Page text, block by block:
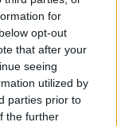
for
opt-out
that after your
seeing
utilized by
parties prior to
the further
(46′
Rouhi,